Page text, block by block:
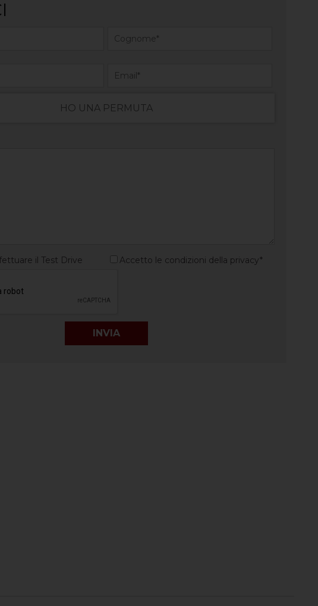
HO UNA PERMUTA
il Test Drive Accetto le condizioni della privacy*